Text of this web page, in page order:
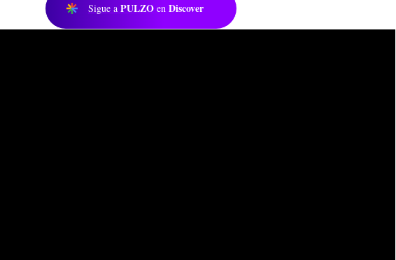
Sigue a PULZO en Discover